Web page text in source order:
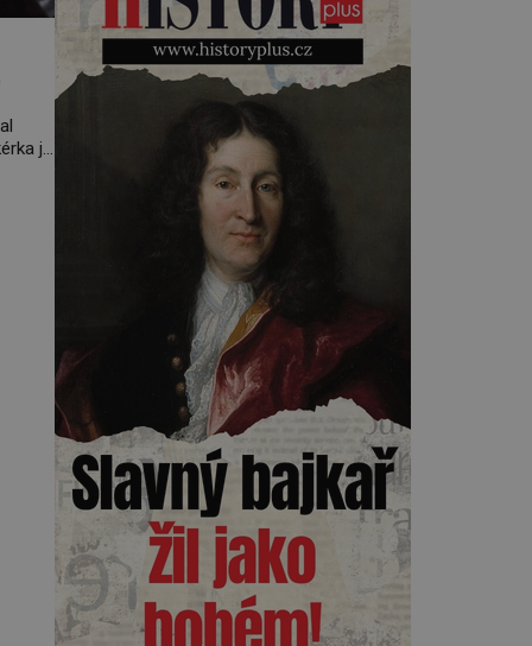
je
kávová zrna, která se v žaludku
cibetek částečně natráví. Když
se zvíře vyprázdní, zrna se
sesbírají z trusu, pečlivě očistí,
usuší, upraží a pak se z nich
připraví […]